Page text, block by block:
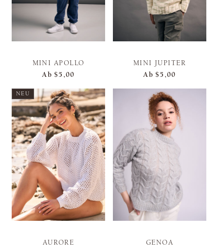
MINI APOLLO
Ab $5,00
MINI JUPITER
Ab $5,00
NEU
AURORE GENOA